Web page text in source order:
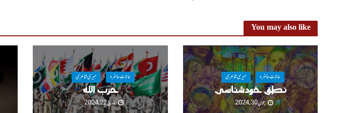
You may also like
حالاتِ حاضرہ میری شاعری
نطق خودشناسی
جون 30, 2024
حالاتِ حاضرہ میری شاعری
حزب اللہ
مارچ 22, 2024